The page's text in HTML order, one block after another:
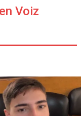
Voiz